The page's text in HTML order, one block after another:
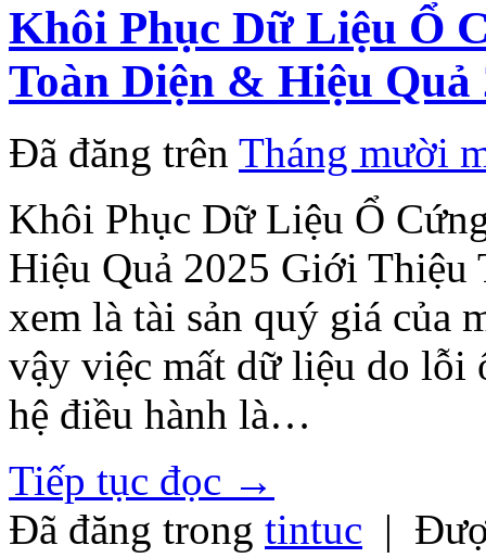
Khôi Phục Dữ Liệu Ổ
Toàn Diện & Hiệu Quả
Đã đăng trên Tháng mười
Khôi Phục Dữ Liệu Ổ
Hiệu Quả 2025 Giới Thiệu
xem là tài sản quý giá của
vậy việc mất dữ liệu do lỗi
hệ điều hành là…
Tiếp tục đọc →
Đã đăng trong tintuc |